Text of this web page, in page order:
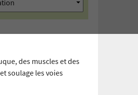
des muscles et des
soulage les voies